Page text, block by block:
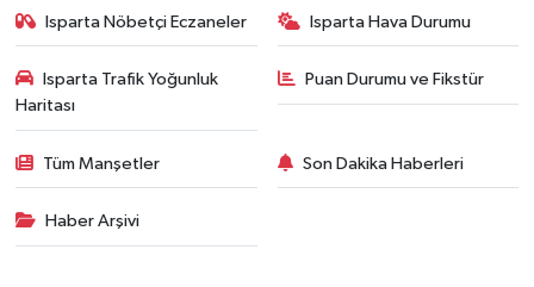
Isparta Nöbetçi Eczaneler Isparta Hava Durumu
Isparta Trafik Yoğunluk
Haritası
Puan Durumu ve Fikstür
Tüm Manşetler Son Dakika Haberleri
Haber Arşivi